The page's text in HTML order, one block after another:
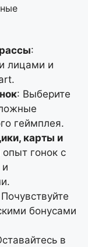
:
лицами и
: Выберите
геймплея.
карты и
гонок с
бонусами
в